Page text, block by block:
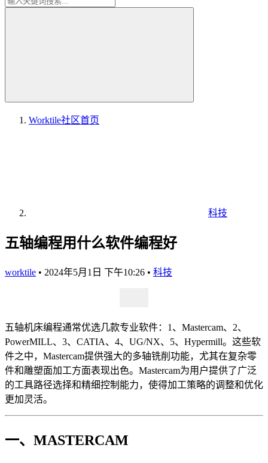
Worktile社区首页
科技
五轴编程用什么软件编程好
worktile • 2024年5月1日 下午10:26 • 科技
五轴机床编程通常优选几款专业软件：1、Mastercam、2、
PowerMILL、3、CATIA、4、UG/NX、5、Hypermill。这些软
件之中，Mastercam提供强大的多轴铣削功能，尤其在复杂零
件和雕塑面加工方面表现出色。Mastercam为用户提供了广泛
的工具路径选择和精细控制能力，使得加工策略的调整和优化
更加灵活。
一、MASTERCAM